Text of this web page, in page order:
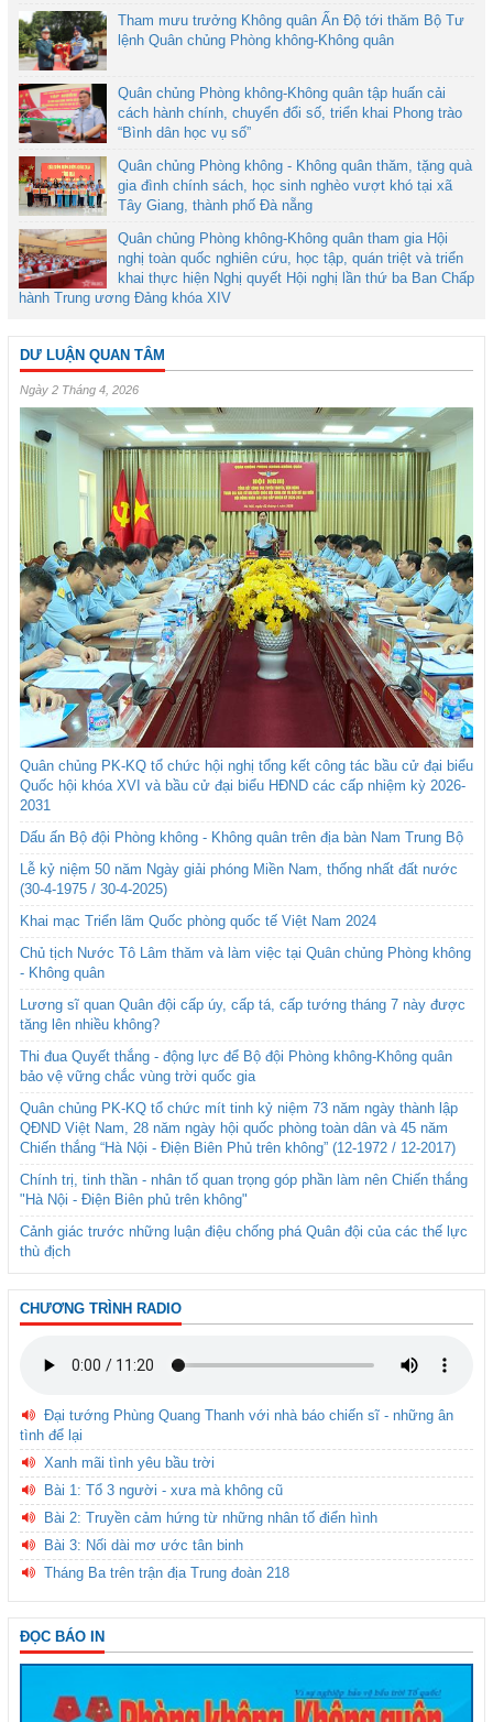
Tham mưu trưởng Không quân Ấn Độ tới thăm Bộ Tư
lệnh Quân chủng Phòng không-Không quân
Quân chủng Phòng không-Không quân tập huấn cải
cách hành chính, chuyển đổi số, triển khai Phong trào
“Bình dân học vụ số”
Quân chủng Phòng không - Không quân thăm, tặng quà
gia đình chính sách, học sinh nghèo vượt khó tại xã
Tây Giang, thành phố Đà nẵng
Quân chủng Phòng không-Không quân tham gia Hội
nghị toàn quốc nghiên cứu, học tập, quán triệt và triển
khai thực hiện Nghị quyết Hội nghị lần thứ ba Ban Chấp
hành Trung ương Đảng khóa XIV
DƯ LUẬN QUAN TÂM
Ngày 2 Tháng 4, 2026
Quân chủng PK-KQ tổ chức hội nghị tổng kết công tác bầu cử đại biểu
Quốc hội khóa XVI và bầu cử đại biểu HĐND các cấp nhiệm kỳ 2026-
2031
Dấu ấn Bộ đội Phòng không - Không quân trên địa bàn Nam Trung Bộ
Lễ kỷ niệm 50 năm Ngày giải phóng Miền Nam, thống nhất đất nước
(30-4-1975 / 30-4-2025)
Khai mạc Triển lãm Quốc phòng quốc tế Việt Nam 2024
Chủ tịch Nước Tô Lâm thăm và làm việc tại Quân chủng Phòng không
- Không quân
Lương sĩ quan Quân đội cấp úy, cấp tá, cấp tướng tháng 7 này được
tăng lên nhiều không?
Thi đua Quyết thắng - động lực để Bộ đội Phòng không-Không quân
bảo vệ vững chắc vùng trời quốc gia
Quân chủng PK-KQ tổ chức mít tinh kỷ niệm 73 năm ngày thành lập
QĐND Việt Nam, 28 năm ngày hội quốc phòng toàn dân và 45 năm
Chiến thắng “Hà Nội - Điện Biên Phủ trên không” (12-1972 / 12-2017)
Chính trị, tinh thần - nhân tố quan trọng góp phần làm nên Chiến thắng
"Hà Nội - Điện Biên phủ trên không"
Cảnh giác trước những luận điệu chống phá Quân đội của các thế lực
thù địch
CHƯƠNG TRÌNH RADIO
Đại tướng Phùng Quang Thanh với nhà báo chiến sĩ - những ân
tình để lại
Xanh mãi tình yêu bầu trời
Bài 1: Tổ 3 người - xưa mà không cũ
Bài 2: Truyền cảm hứng từ những nhân tố điển hình
Bài 3: Nối dài mơ ước tân binh
Tháng Ba trên trận địa Trung đoàn 218
ĐỌC BÁO IN